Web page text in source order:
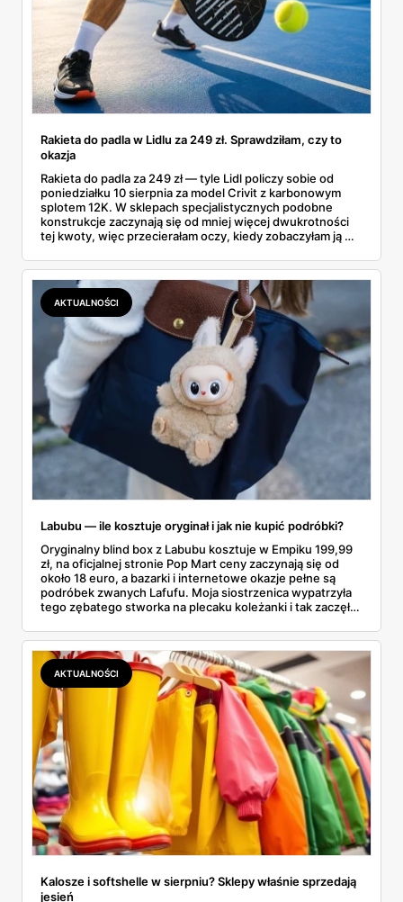
Rakieta do padla w Lidlu za 249 zł. Sprawdziłam, czy to
okazja
Rakieta do padla za 249 zł — tyle Lidl policzy sobie od
poniedziałku 10 sierpnia za model Crivit z karbonowym
splotem 12K. W sklepach specjalistycznych podobne
konstrukcje zaczynają się od mniej więcej dwukrotności
tej kwoty, więc przecierałam oczy, kiedy zobaczyłam ją w
najszybciej rosnący sport w Polsce: kortów przybywa
lawinowo, a chętnych jeszcze szybciej. Sprawdziłam, co
dokładnie dostajemy za te pieniądze i komu taka rakieta
faktycznie wystarczy.
AKTUALNOŚCI
Labubu — ile kosztuje oryginał i jak nie kupić podróbki?
Oryginalny blind box z Labubu kosztuje w Empiku 199,99
zł, na oficjalnej stronie Pop Mart ceny zaczynają się od
około 18 euro, a bazarki i internetowe okazje pełne są
podróbek zwanych Lafufu. Moja siostrzenica wypatrzyła
tego zębatego stworka na plecaku koleżanki i tak zaczęło
kosztuje i po czym poznać, że sprzedawca nie wciska nam
podróbki. Spisałam wszystko, czego się dowiedziałam —
łącznie z jedną wpadką, o której za chwilę.
AKTUALNOŚCI
Kalosze i softshelle w sierpniu? Sklepy właśnie sprzedają
jesień